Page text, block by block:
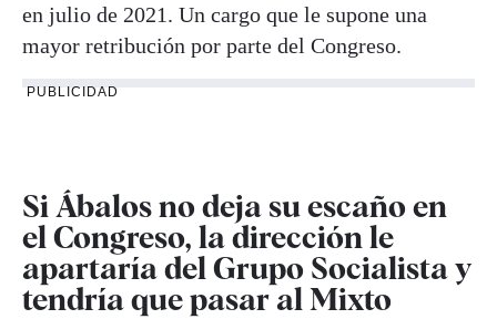
en julio de 2021. Un cargo que le supone una
mayor retribución por parte del Congreso.
PUBLICIDAD
Si Ábalos no deja su escaño en
el Congreso, la dirección le
apartaría del Grupo Socialista y
tendría que pasar al Mixto